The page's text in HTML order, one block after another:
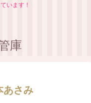
います！
庫
あさみ